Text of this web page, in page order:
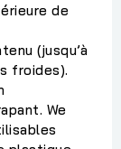
de
(jusqu’à
froides).
We